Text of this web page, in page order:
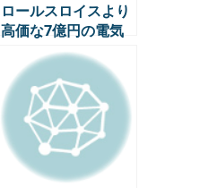
ロールスロイスより
高価な7億円の電気
自動車、米国ダコ
ラ・モーターズの超
豪華EVがデビュー